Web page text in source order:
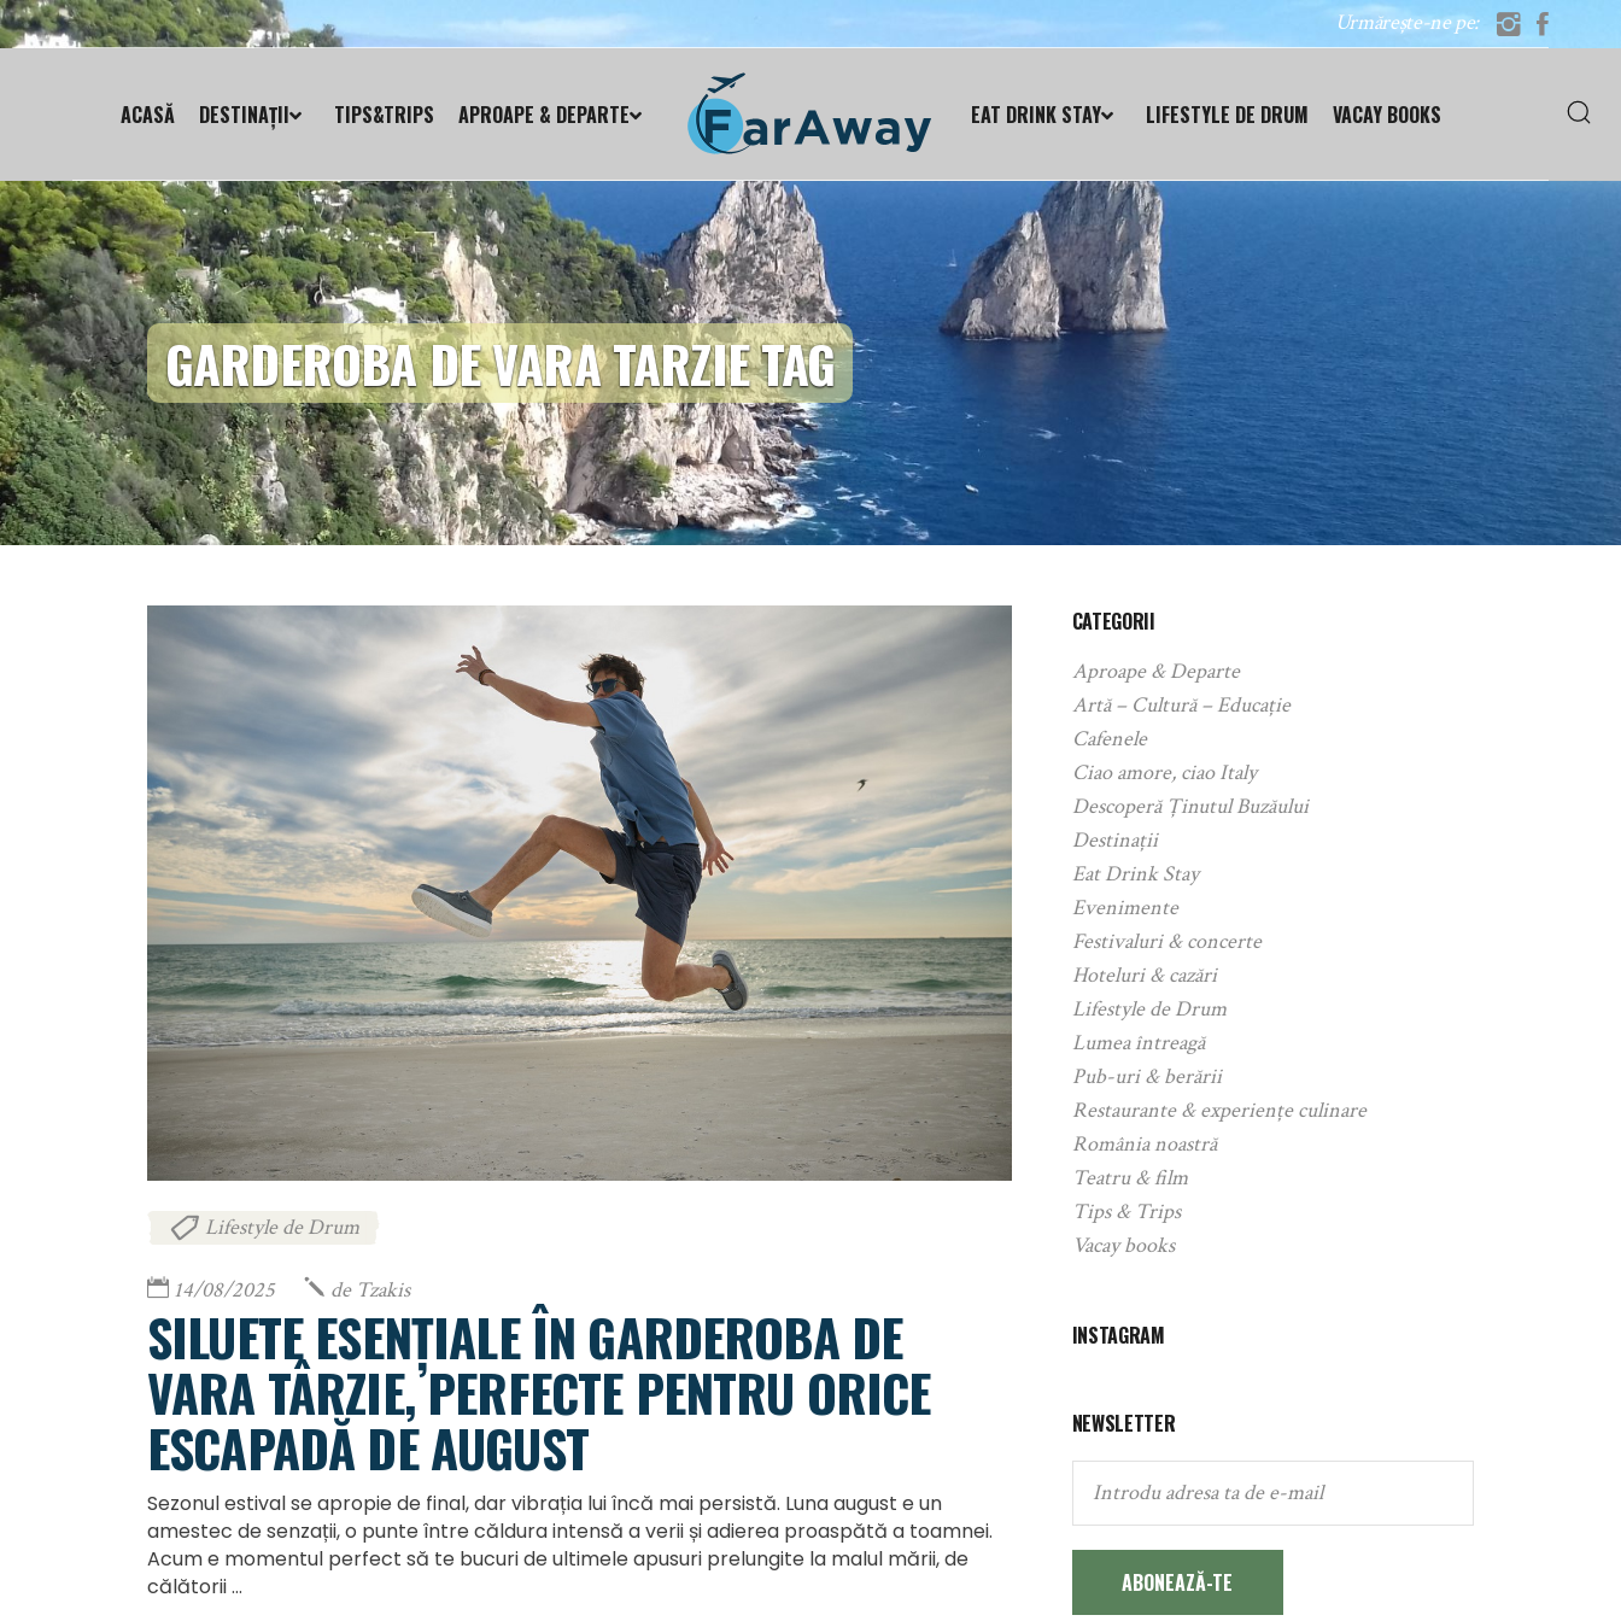
Urmărește-ne pe:
ACASĂ DESTINAȚII TIPS&TRIPS APROAPE & DEPARTE EAT DRINK STAY LIFESTYLE DE DRUM VACAY BOOKS
GARDEROBA DE VARA TARZIE TAG
Lifestyle de Drum
14/08/2025 de Tzakis
SILUETE ESENȚIALE ÎN GARDEROBA DE
VARA TÂRZIE, PERFECTE PENTRU ORICE
ESCAPADĂ DE AUGUST
Sezonul estival se apropie de final, dar vibrația lui încă mai persistă. Luna august e un
amestec de senzații, o punte între căldura intensă a verii și adierea proaspătă a toamnei.
Acum e momentul perfect să te bucuri de ultimele apusuri prelungite la malul mării, de
călătorii
CATEGORII
Aproape & Departe
Artă – Cultură – Educație
Cafenele
Ciao amore, ciao Italy
Descoperă Ținutul Buzăului
Destinații
Eat Drink Stay
Evenimente
Festivaluri & concerte
Hoteluri & cazări
Lifestyle de Drum
Lumea întreagă
Pub-uri & berării
Restaurante & experiențe culinare
România noastră
Teatru & film
Tips & Trips
Vacay books
INSTAGRAM
NEWSLETTER
ABONEAZĂ-TE